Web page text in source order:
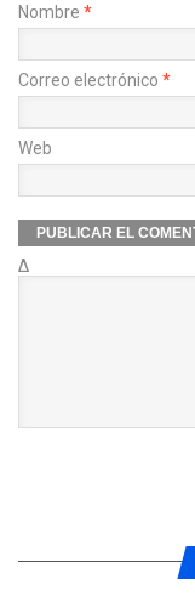
Nombre *
Correo electrónico *
Web
Δ